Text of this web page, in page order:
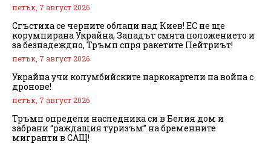
петък, 7 август 2026
Сгъстиха се черните облаци над Киев! ЕС не ще
корумпирана Украйна, Западът смята положението и
за безнадеждно, Тръмп спря ракетите Пейтриът!
петък, 7 август 2026
Украйна учи колумбийските наркокартели на война с
дронове!
петък, 7 август 2026
Тръмп определи наследника си в Белия дом и
забрани “раждащия туризъм” на бременните
мигранти в САЩ!